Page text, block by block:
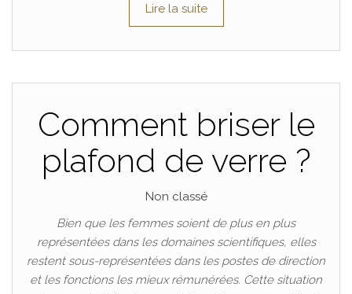
Lire la suite
Comment briser le
plafond de verre ?
Non classé
Bien que les femmes soient de plus en plus
représentées dans les domaines scientifiques, elles
restent sous-représentées dans les postes de direction
et les fonctions les mieux rémunérées. Cette situation